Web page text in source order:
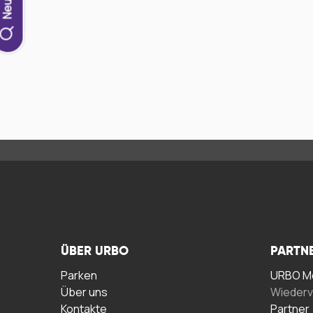
ÜBER URBO
Parken
Über uns
Kontakte
URBO
Partner